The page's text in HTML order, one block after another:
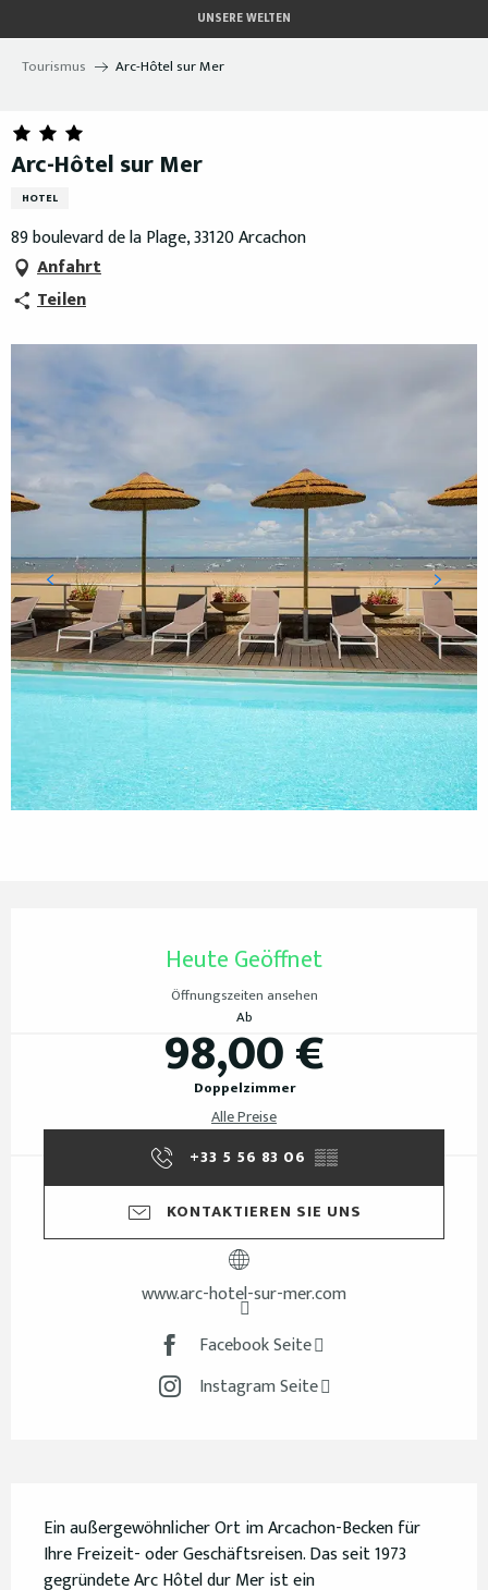
au
contenu
UNSERE WELTEN
Tourismus Arc-Hôtel sur Mer
Arc-Hôtel sur Mer
HOTEL
89 boulevard de la Plage, 33120 Arcachon
Anfahrt
Teilen
Heute Geöffnet
Öffnungszeiten ansehen
Ab
98,00 €
Doppelzimmer
Alle Preise
+33 5 56 83 06 ▒▒
KONTAKTIEREN SIE UNS
www.arc-hotel-sur-mer.com
Facebook Seite
Instagram Seite
Ein außergewöhnlicher Ort im Arcachon-Becken für
Ihre Freizeit- oder Geschäftsreisen. Das seit 1973
gegründete Arc Hôtel dur Mer ist ein